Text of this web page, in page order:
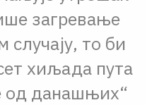
загревање
случају, то би
хиљада пута
од данашњих“